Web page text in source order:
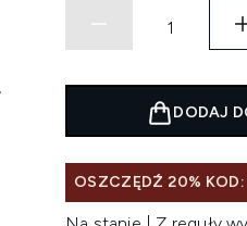
DODAJ
OSZCZĘDŹ 20% KOD: